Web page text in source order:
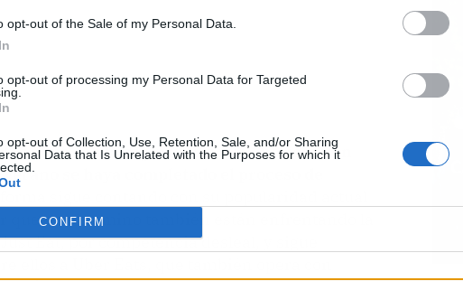
opt-out of the Sale of my Personal Data.
opt-out of processing my Personal Data for Targeted
opt-out of Collection, Use, Retention, Sale, and/or Sharing
Data that Is Unrelated with the Purposes for which it
CONFIRM
altas con la seguridad social, no cambian
se haya completado el proceso de
sigue contando con su popularidad actual
en el camino también están enfrentando la
Eat, por competencia desleal, y sigue
ellos a Uber Eats, que también opera con